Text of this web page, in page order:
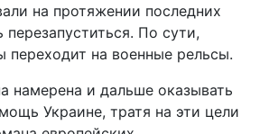
на протяжении последних
По сути,
переходит на военные рельсы.
намерена и дальше оказывать
Украине, тратя на эти цели